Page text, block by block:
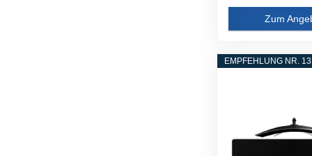
Zum
EMPFEHLUNG NR. 13